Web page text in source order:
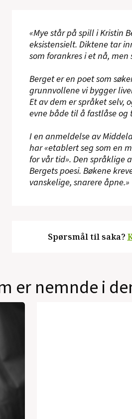
«Mye står på spill i Kristin
eksistensielt. Diktene tar
som forankres i et nå,
Berget er en poet som
grunnvollene vi bygger
Et av dem er språket
evne både til å fastlåse
I en anmeldelse av
har «etablert seg som en
for vår tid». Den språklige
Bergets poesi. Bøkene
vanskelige, snarere åpne.»
Spørsmål til saka?
er nemnde i